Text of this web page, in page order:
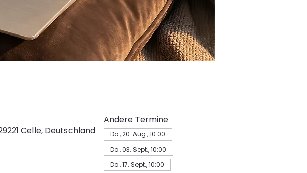
Celle, Deutschland
Andere Termine
Do., 20. Aug., 10:00
Do., 03. Sept., 10:00
Do., 17. Sept., 10:00